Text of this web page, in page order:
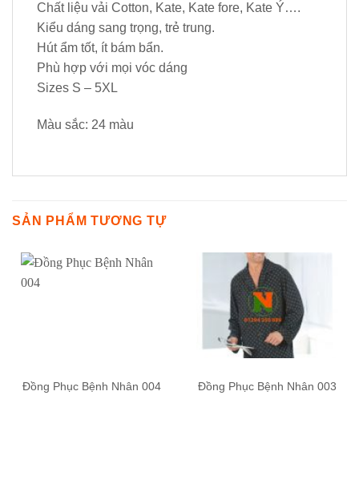
Chất liệu vải Cotton, Kate, Kate fore, Kate Ý….
Kiểu dáng sang trọng, trẻ trung.
Hút ẩm tốt, ít bám bẩn.
Phù hợp với mọi vóc dáng
Sizes S – 5XL
Màu sắc: 24 màu
SẢN PHẨM TƯƠNG TỰ
Đồng Phục Bệnh Nhân 004 Đồng Phục Bệnh Nhân 003